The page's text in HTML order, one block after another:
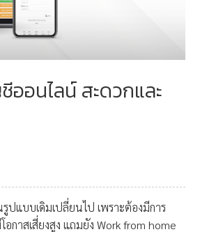
อนไลน์ สะดวกและ
ปแบบเดิมเปลี่ยนไป เพราะต้องมีการ
กาสเสี่ยงสูง แถมยัง Work from home